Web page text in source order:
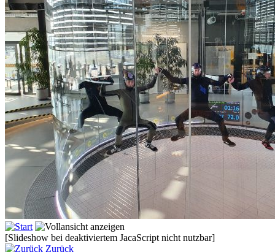
[Slideshow bei deaktiviertem JacaScript nicht nutzbar]
Zurück